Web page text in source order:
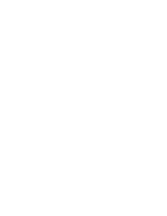
денежные